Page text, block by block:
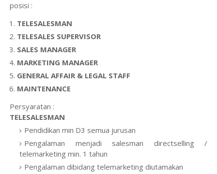
posisi :
TELESALESMAN
TELESALES SUPERVISOR
SALES MANAGER
MARKETING MANAGER
GENERAL AFFAIR & LEGAL STAFF
MAINTENANCE
Persyaratan :
TELESALESMAN
Pendidikan min D3 semua jurusan
Pengalaman menjadi salesman directselling /
telemarketing min. 1 tahun
Pengalaman dibidang telemarketing diutamakan